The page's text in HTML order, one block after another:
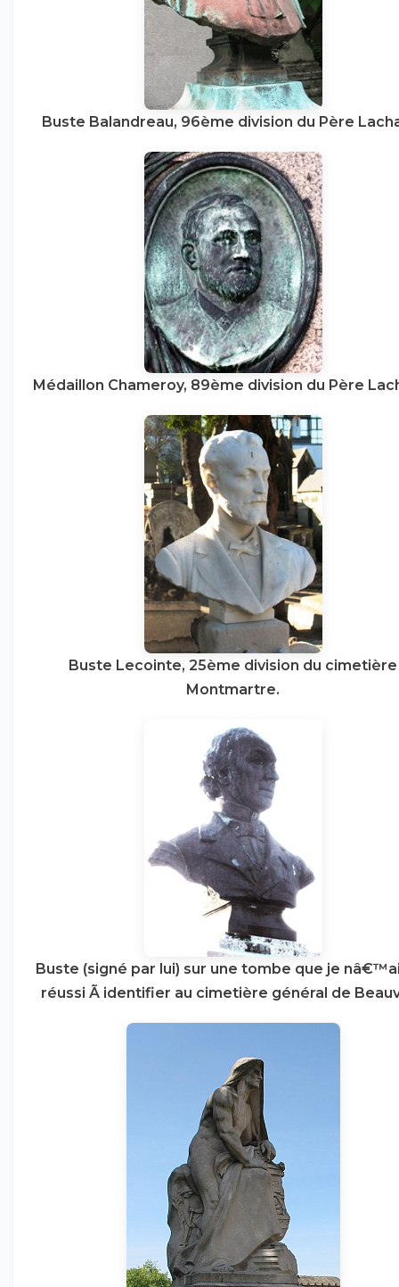
Buste Balandreau, 96ème division du Père
Médaillon Chameroy, 89ème division du Père
Buste Lecointe, 25ème division du cimetière
Montmartre.
Buste (signé par lui) sur une tombe que je
réussi Ã identifier au cimetière général de